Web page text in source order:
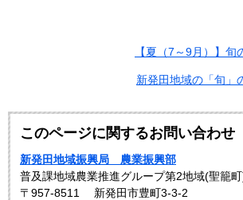
【夏（7～9月）】
新発田地域の「旬」
このページに関するお問い合わせ
新発田地域振興局 農業振興部
普及課地域農業推進グループ第2地域(聖籠
〒957-8511
新発田市豊町3-3-2